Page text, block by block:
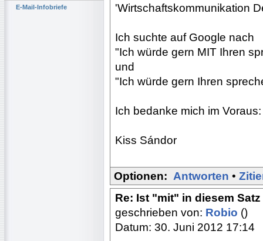
E-Mail-Infobriefe
'Wirtschaftskommunikation
Ich suchte auf Google nach
"Ich würde gern MIT Ihren
und
"Ich würde gern Ihren
Ich bedanke mich im Voraus:
Kiss Sándor
Optionen: Antworten •
Re: Ist "mit" in diesem
geschrieben von: Robio ()
Datum: 30. Juni 2012 17:14